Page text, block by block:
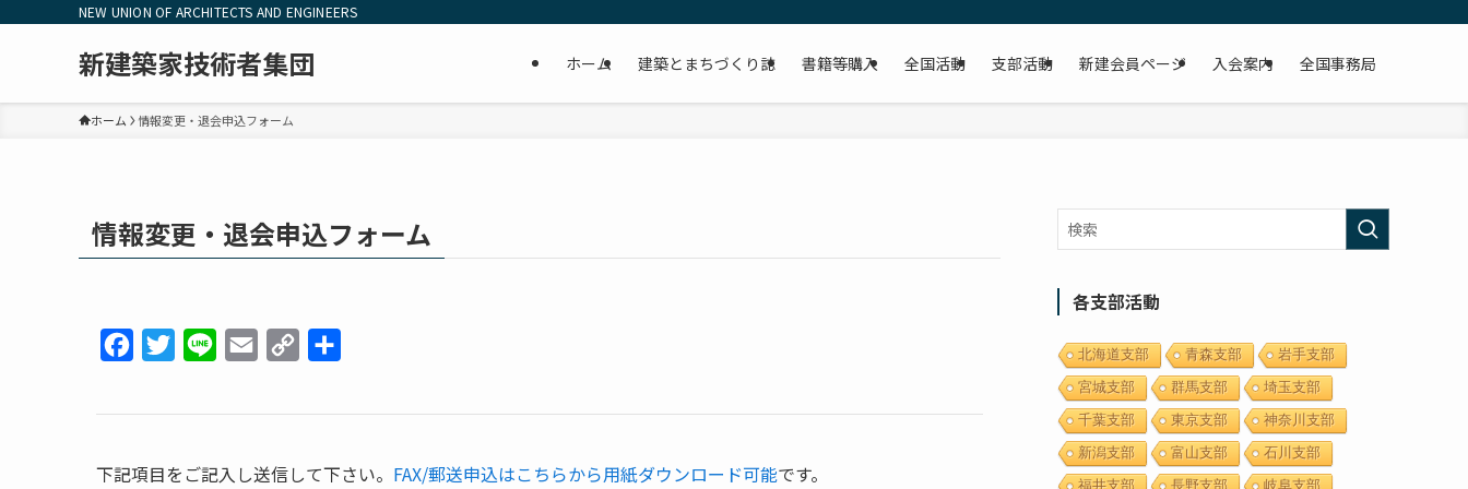
NEW UNION OF ARCHITECTS AND ENGINEERS
新建築家技術者集団 ホーム 建築とまちづくり誌 書籍等購入 全国活動 支部活動 新建会員ページ 入会案内 全国事務局
ホーム 情報変更・退会申込フォーム
情報変更・退会申込フォーム
c
b
i
t
n
a
l
p
L
下記項目をご記入し送信して下さい。 FAX/郵送申込はこちらから用紙ダウンロード可能です。
各支部活動
北海道支部 青森支部
岩手支部
宮城支部
群馬支部
埼玉支部
千葉支部
東京支部
神奈川支部
新潟支部
富山支部
石川支部
福井支部
長野支部 岐阜支部